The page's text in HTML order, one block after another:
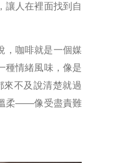
讓人在裡面找到自
，咖啡就是一個媒
種情緒風味，像是
不及說清楚就過
柔——像受盡責難